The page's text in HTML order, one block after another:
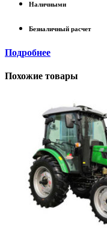
Наличными
Безналичный расчет
Подробнее
Похожие товары